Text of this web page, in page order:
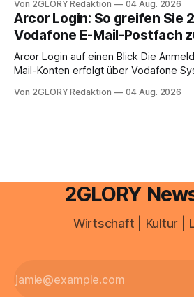
abwesenheiten und die gesamte
Ihr personal digital zu organisieren. In
erfahren Sie alles, was Sie für einen
brauchen, von der Registrierung
Von 2GLORY Redaktion 04 Aug. 2026
Arcor Login: So greifen Sie
Vodafone E-Mail-Postfach
Arcor Login auf einen Blick Die Anmeldung für alte Arcor-E-
Mail-Konten erfolgt über Vodafone
besitzt, loggt sich heute über das
Von 2GLORY Redaktion 04 Aug. 2026
2GLORY
Wirtschaft | Kultur |